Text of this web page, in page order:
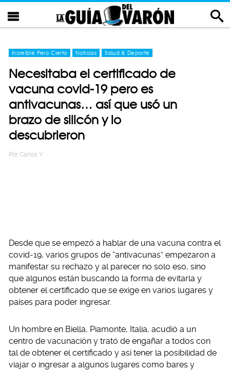
Increíble Pero Cierto Noticias Salud & Deporte
Necesitaba el certificado de
vacuna covid-19 pero es
antivacunas… así que usó un
brazo de silicón y lo
descubrieron
Por Carlos Y
Desde que se empezó a hablar de una vacuna contra el
covid-19, varios grupos de “antivacunas” empezaron a
manifestar su rechazo y al parecer no solo eso, sino
que algunos están buscando la forma de evitarla y
obtener el certificado que se exige en varios lugares y
países para poder ingresar.
Un hombre en Biella, Piamonte, Italia, acudió a un
centro de vacunación y trató de engañar a todos con
tal de obtener el certificado y así tener la posibilidad de
viajar o ingresar a algunos lugares como bares y